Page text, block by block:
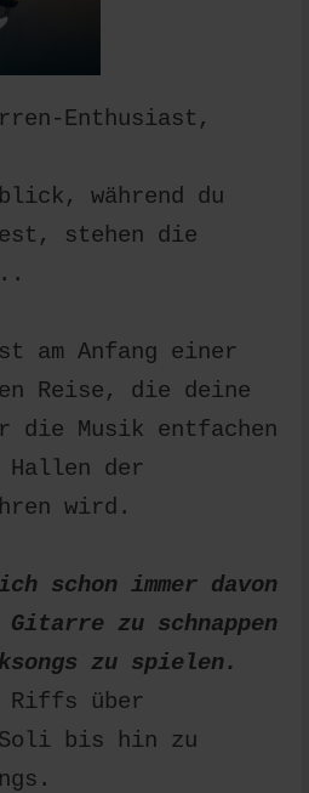
Enthusiast,
während du
stehen die
am Anfang einer
Reise, die deine
die Musik entfachen
der
wird.
schon immer davon
zu schnappen
zu spielen.
Riffs über
Soli bis hin zu